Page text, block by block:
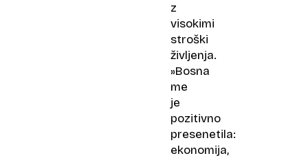
z
visokimi
stroški
življenja.
»Bosna
me
je
pozitivno
presenetila:
ekonomija,